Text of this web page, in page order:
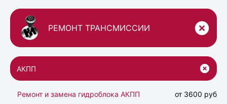
РЕМОНТ ТРАНСМИССИИ
АКПП
Ремонт и замена гидроблока АКПП
от 3600 руб